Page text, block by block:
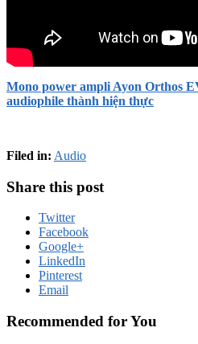
Mono power ampli Ayon Orthos
audiophile thành hiện thực
Filed in: Audio
Share this post
Twitter
Facebook
Google+
LinkedIn
Pinterest
Email
Recommended for You